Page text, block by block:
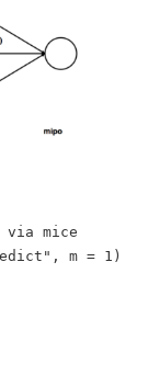
via mice
m = 1)